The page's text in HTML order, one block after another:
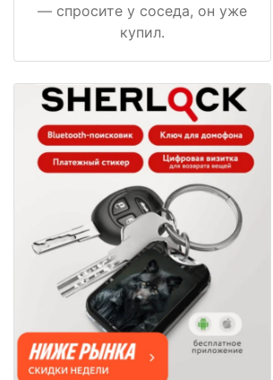
— спросите у соседа, он уже
купил.